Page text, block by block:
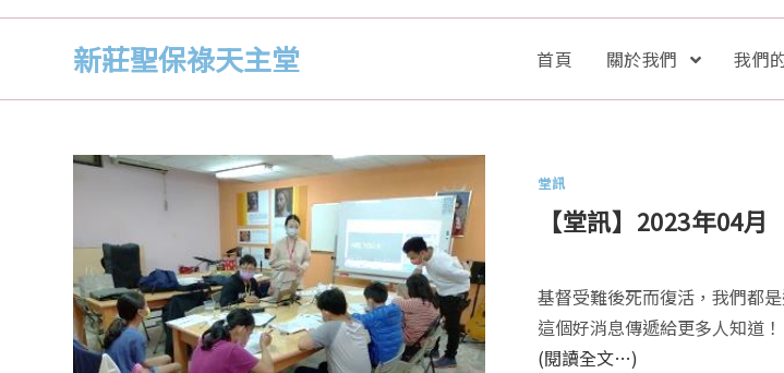
新莊聖保祿天主堂 首頁 關於我們 我們
堂訊
【堂訊】2023年04月
基督受難後死而復活，我們都
這個好消息傳遞給更多人知道！
(閱讀全文…)